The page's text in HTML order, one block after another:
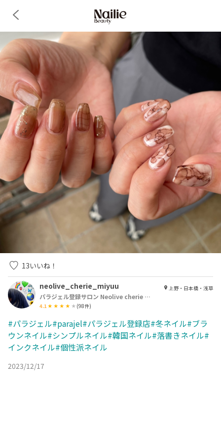
13いいね！
neolive_cherie_miyuu
パラジェル登録サロン Neolive cherie 浅草店【ネオリーブシェリエ】
4.1 (98件)
上野・日本橋・浅草
#パラジェル#parajel#パラジェル登録店#冬ネイル#ブラ
ウンネイル#シンプルネイル#韓国ネイル#落書きネイル#
インクネイル#個性派ネイル
2023/12/17